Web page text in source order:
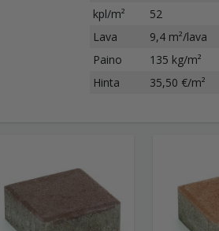
kpl/m²
52
Lava
9,4 m²/lava
Paino
135 kg/m²
Hinta
35,50 €/m²